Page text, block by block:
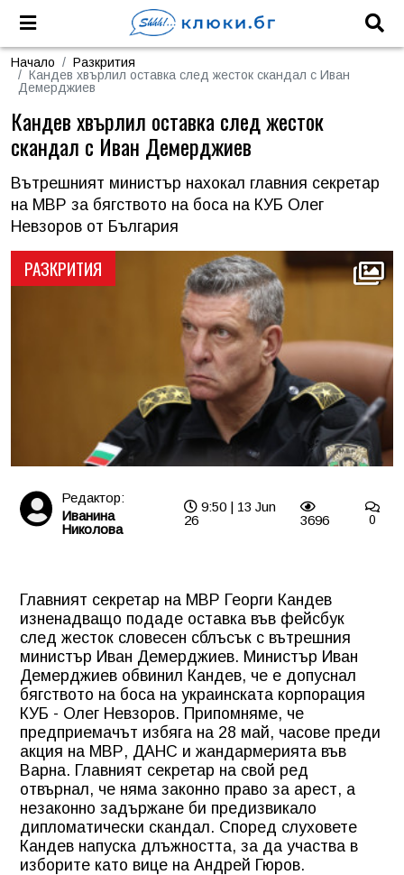
Начало
Разкрития
Кандев хвърлил оставка след жесток скандал с Иван
Демерджиев
РАЗКРИТИЯ
Кандев хвърлил оставка след жесток
скандал с Иван Демерджиев
Вътрешният министър нахокал главния секретар
на МВР за бягството на боса на КУБ Олег
Невзоров от България
Редактор:
Иванина
Николова
9:50 | 13 Jun
26
3696 0
Главният секретар на МВР Георги Кандев
изненадващо подаде оставка във фейсбук
след жесток словесен сблъсък с вътрешния
министър Иван Демерджиев. Министър Иван
Демерджиев обвинил Кандев, че е допуснал
бягството на боса на украинската корпорация
КУБ - Олег Невзоров. Припомняме, че
предприемачът избяга на 28 май, часове преди
акция на МВР, ДАНС и жандармерията във
Варна. Главният секретар на свой ред
отвърнал, че няма законно право за арест, а
незаконно задържане би предизвикало
дипломатически скандал. Според слуховете
Кандев напуска длъжността, за да участва в
изборите като вице на Андрей Гюров.